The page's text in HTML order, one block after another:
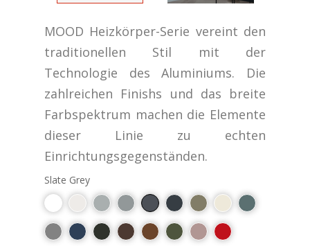
MOOD Heizkörper-Serie vereint den
traditionellen Stil mit der
Technologie des Aluminiums. Die
zahlreichen Finishs und das breite
Farbspektrum machen die Elemente
dieser Linie zu echten
Einrichtungsgegenständen.
Slate Grey